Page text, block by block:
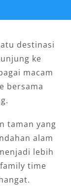
destinasi
ke
macam
bersama
taman yang
alam
lebih
time